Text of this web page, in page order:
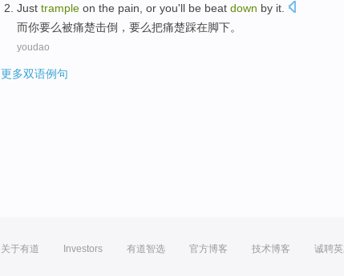
Just trample on the pain , or you'll be beat down by it.
而你要么被痛楚击倒，要么把痛楚踩在脚下。
youdao
更多双语例句
关于有道 Investors 有道智选 官方博客 技术博客 诚聘